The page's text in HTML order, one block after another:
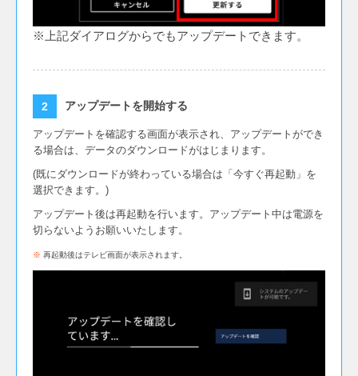
ホーム画面に最近録画した番組棚を追加しまし
た。
ました。
録画再生画面に並べ替え機能（放送日時、シリー
ズ、ジャンル、チャンネル）を追加しました。
録画番組再生時の、早送り・早戻しの操作性を改
善しました。
HDMIのARCに接続しているサウンドバーの音量
をテレビのリモコンで操作できるよう対応しまし
た。
HDMIのARCに接続したサウンドバーから音声が
出力されないことがある問題を改善しました。
4Kデータ放送での動画視聴に対応しました。
Google Playストアからダウンロードした一部の
アプリが付属のリモコンで操作できない問題を対
※上記ダイアログからでもアップデートできます。
アップデートを開始する
アップデートを確認する画面が表示され、アップデートができ
る場合は、データのダウンロードがはじまります。
(既にダウンロードが終わっている場合は「今すぐ再起動」を
選択できます。)
アップデート後は再起動を行います。アップデート中は電源を
切らないようお願いいたします。
※ 再起動後はテレビ画面が表示されます。